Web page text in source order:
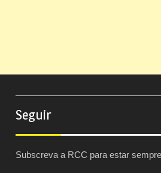
Seguir
Subscreva a RCC para estar